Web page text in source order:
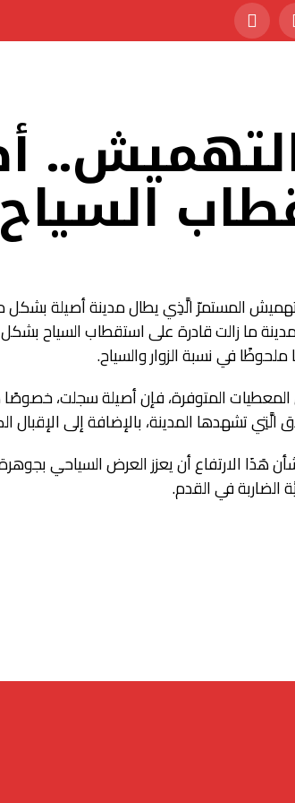
السياح
المستمرّ الَّذِي يطال مدينة أصيلة بشكل
ملحوظًا في نسبة الزوار والسياح.
المتوفرة، فإن أصيلة سجلت، خصوصًا
الَّتِي تشهدها المدينة، بالإضافة إلى
هَذَا الارتفاع أن يعزز العرض السياحي
الضاربة في القدم.